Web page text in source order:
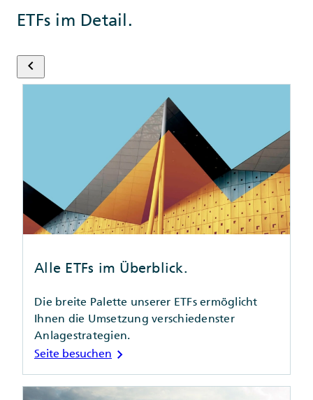
ETFs im Detail.
keyboard_arrow_left
Alle ETFs im Überblick.
Die breite Palette unserer ETFs ermöglicht
Ihnen die Umsetzung verschiedenster
Anlagestrategien.
Seite besuchen chevron_right